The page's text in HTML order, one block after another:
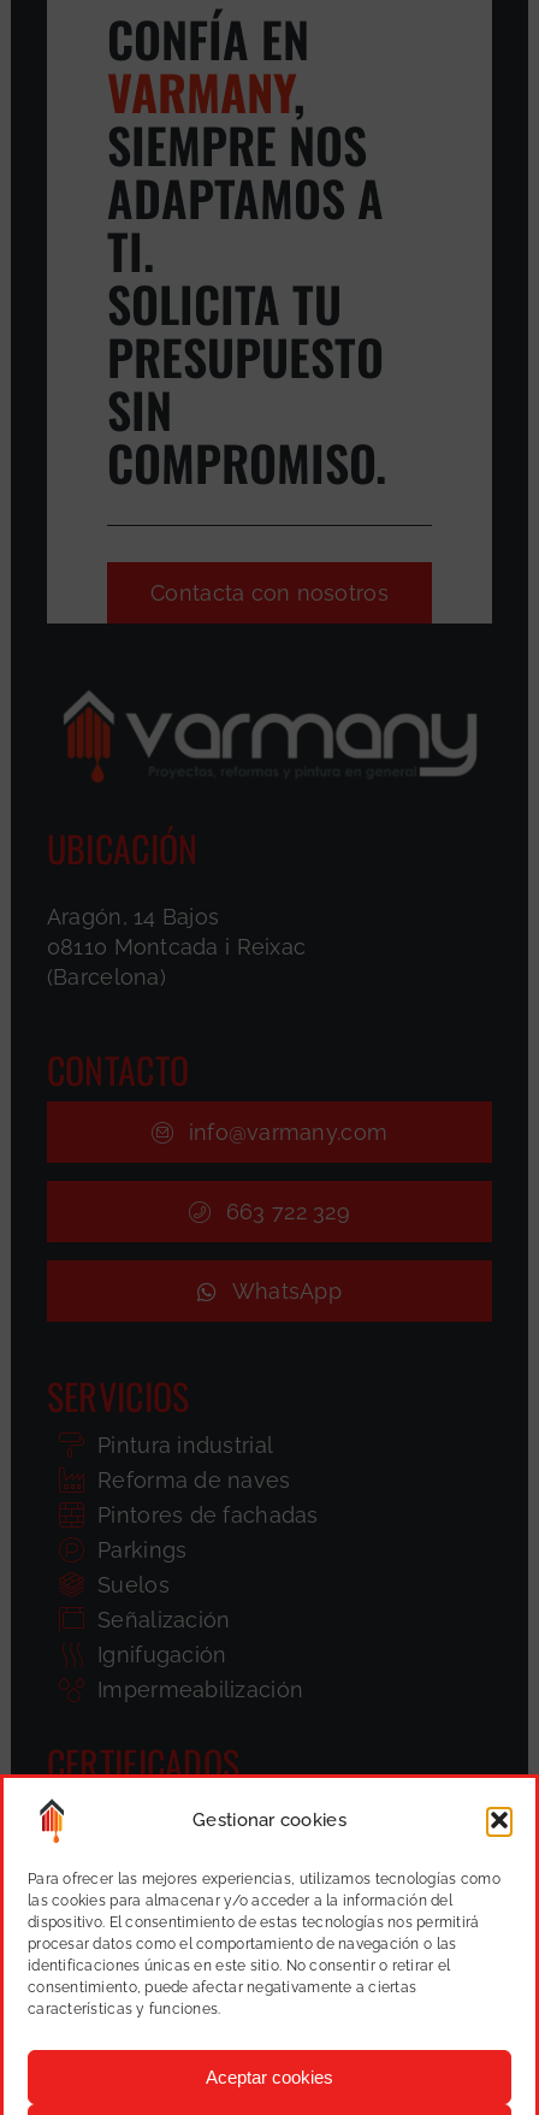
Gestionar cookies
Para ofrecer las mejores experiencias, utilizamos tecnologías como
las cookies para almacenar y/o acceder a la información del
dispositivo. El consentimiento de estas tecnologías nos permitirá
procesar datos como el comportamiento de navegación o las
identificaciones únicas en este sitio. No consentir o retirar el
consentimiento, puede afectar negativamente a ciertas
características y funciones.
Aceptar cookies
CONFÍA EN
VARMANY,
SIEMPRE NOS
ADAPTAMOS A
TI.
SOLICITA TU
PRESUPUESTO
SIN
COMPROMISO.
Contacta con nosotros
UBICACIÓN
Aragón, 14 Bajos
08110 Montcada i Reixac
(Barcelona)
CONTACTO
info@varmany.com
663 722 329
WhatsApp
SERVICIOS
Pintura industrial
Reforma de naves
Pintores de fachadas
Parkings
Suelos
Señalización
Ignifugación
Impermeabilización
CERTIFICADOS